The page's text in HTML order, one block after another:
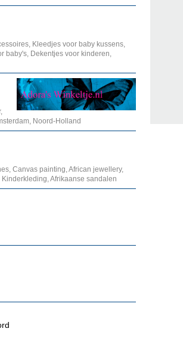
Kleedjes voor baby kussens,
baby's, Dekentjes voor kinderen,
Noord-Holland
Canvas painting, African jewellery,
Afrikaanse sandalen